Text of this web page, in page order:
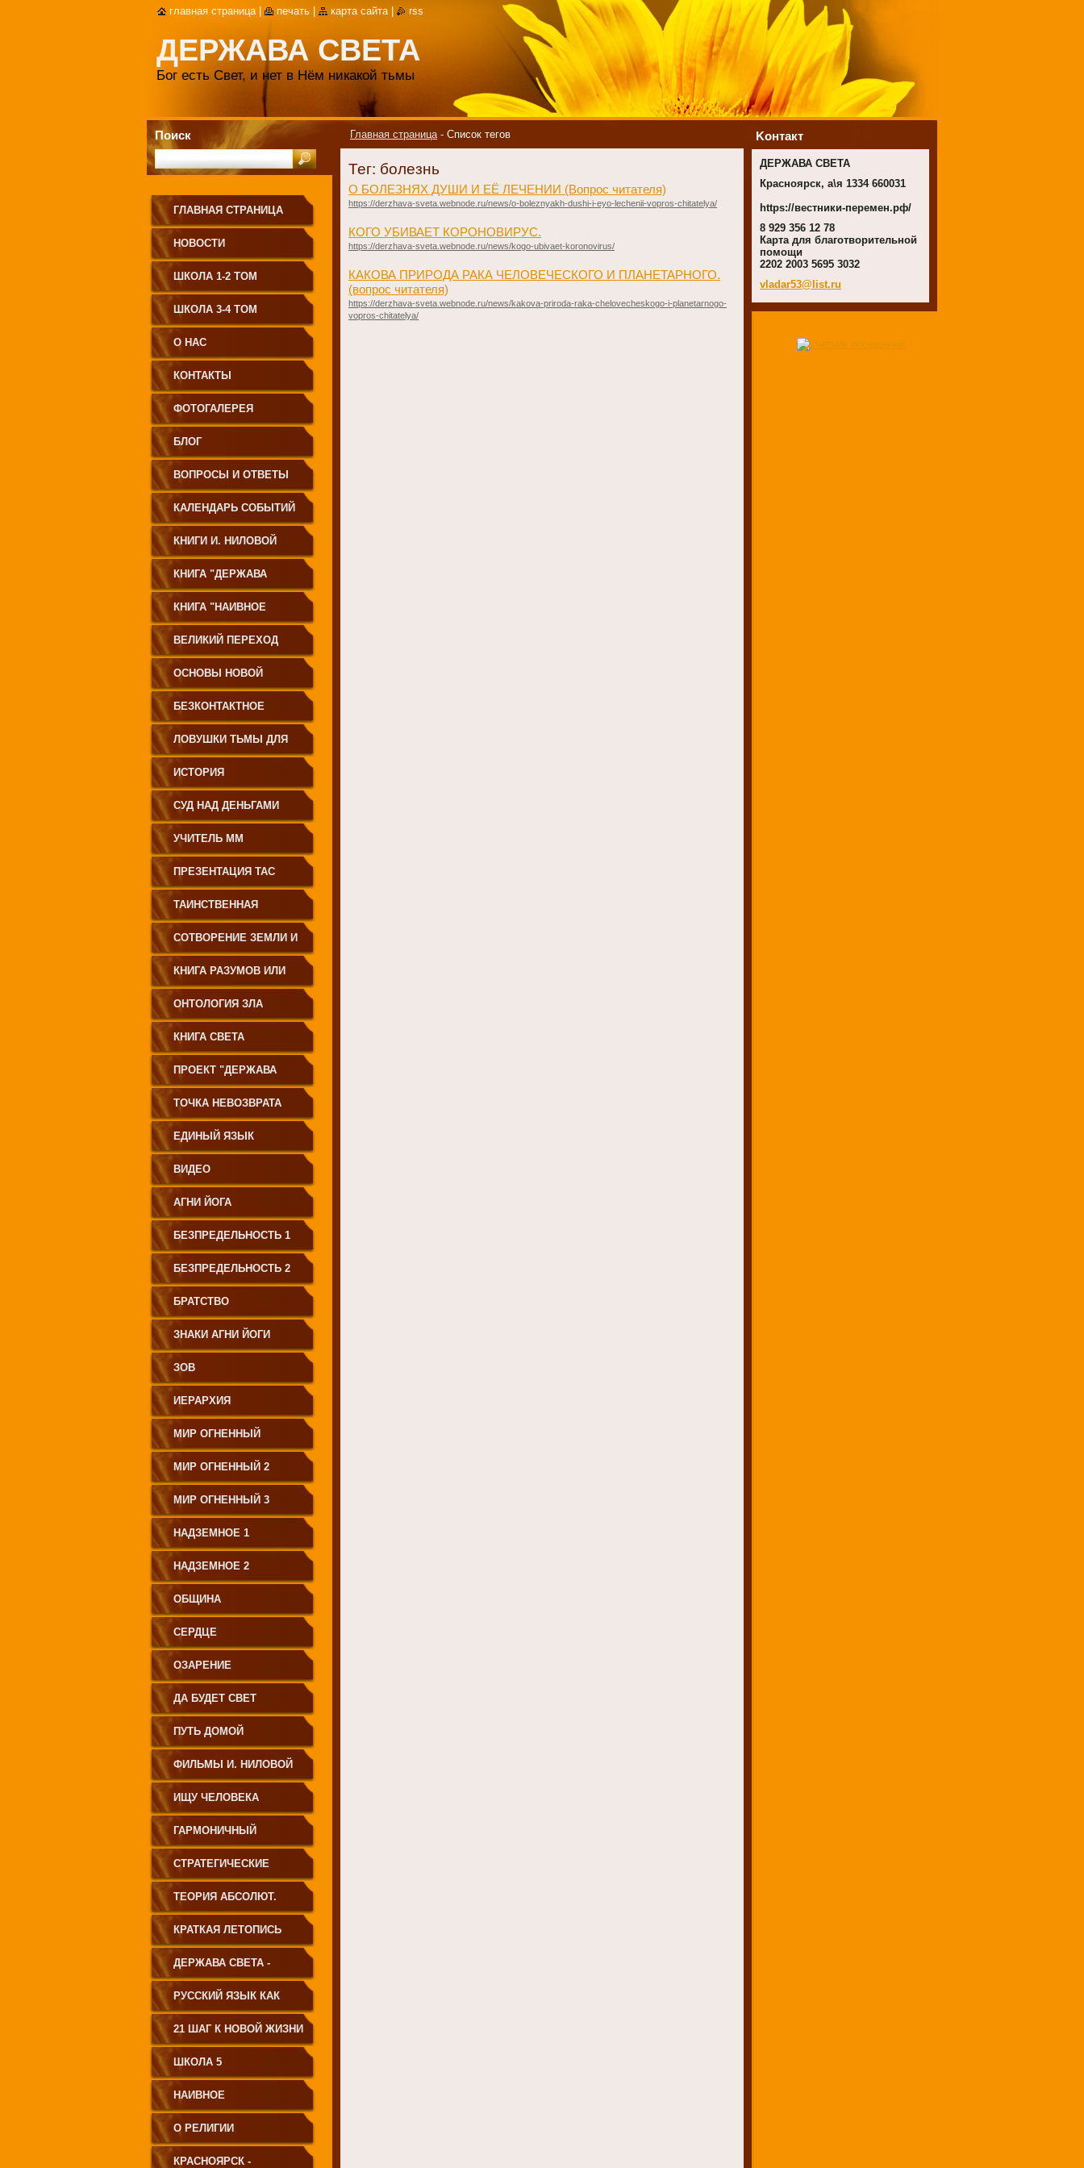
ДЕРЖАВА СВЕТА
Бог есть Свет, и нет в Нём никакой тьмы
Главная страница - Список тегов
Тег: болезнь
О БОЛЕЗНЯХ ДУШИ И ЕЁ ЛЕЧЕНИИ (Вопрос читателя)
https://derzhava-sveta.webnode.ru/news/o-boleznyakh-dushi-i-eyo-lechenii-vopros-chitatelya/
КОГО УБИВАЕТ КОРОНОВИРУС.
https://derzhava-sveta.webnode.ru/news/kogo-ubivaet-koronovirus/
КАКОВА ПРИРОДА РАКА ЧЕЛОВЕЧЕСКОГО И ПЛАНЕТАРНОГО.
(вопрос читателя)
https://derzhava-sveta.webnode.ru/news/kakova-priroda-raka-chelovecheskogo-i-planetarnogo-
vopros-chitatelya/
ГЛАВНАЯ СТРАНИЦА
НОВОСТИ
ШКОЛА 1-2 ТОМ
ШКОЛА 3-4 ТОМ
О НАС
КОНТАКТЫ
ФОТОГАЛЕРЕЯ
БЛОГ
ВОПРОСЫ И ОТВЕТЫ
КАЛЕНДАРЬ СОБЫТИЙ
КНИГИ И. НИЛОВОЙ
КНИГА "ДЕРЖАВА
СВЕТА
КНИГА "НАИВНОЕ
СВЕТОПРЕСТАВЛЕНИЕ"
ВЕЛИКИЙ ПЕРЕХОД
ОСНОВЫ НОВОЙ
ЦИВИЛИЗАЦИИ
БЕЗКОНТАКТНОЕ
ЗЕМЛЕДЕЛИЕ
ЛОВУШКИ ТЬМЫ ДЛЯ
МОЛОДЁЖИ
ИСТОРИЯ
ПРОИСХОЖДЕНИЯ
РУССКОГО НАРОДА
СУД НАД ДЕНЬГАМИ
УЧИТЕЛЬ ММ
ПРЕЗЕНТАЦИЯ ТАС
ТАИНСТВЕННАЯ
СИБИРЬ
СОТВОРЕНИЕ ЗЕМЛИ И
ЕЁ ЖИТЕЛЕЙ
КНИГА РАЗУМОВ ИЛИ
ПОЛЕЙ
ОНТОЛОГИЯ ЗЛА
КНИГА СВЕТА
ПРОЕКТ "ДЕРЖАВА
СВЕТА"
ТОЧКА НЕВОЗВРАТА
ЕДИНЫЙ ЯЗЫК
ЧЕЛОВЕЧЕСТВА
ВИДЕО
АГНИ ЙОГА
БЕЗПРЕДЕЛЬНОСТЬ 1
БЕЗПРЕДЕЛЬНОСТЬ 2
БРАТСТВО
ЗНАКИ АГНИ ЙОГИ
ЗОВ
ИЕРАРХИЯ
МИР ОГНЕННЫЙ
МИР ОГНЕННЫЙ 2
МИР ОГНЕННЫЙ 3
НАДЗЕМНОЕ 1
НАДЗЕМНОЕ 2
ОБЩИНА
СЕРДЦЕ
ОЗАРЕНИЕ
ДА БУДЕТ СВЕТ
ПУТЬ ДОМОЙ
ФИЛЬМЫ И. НИЛОВОЙ
ИЩУ ЧЕЛОВЕКА
ГАРМОНИЧНЫЙ
ЧЕЛОВЕК
СТРАТЕГИЧЕСКИЕ
ЧЕРТЫ УКЛАДА
ГОСУДАРСТВА
ПРИНЦИПИАЛЬНО
НОВОГО ТИПА
ТЕОРИЯ АБСОЛЮТ.
СВЕТА
КРАТКАЯ ЛЕТОПИСЬ
ЧЕЛОВЕЧЕСТВА
ДЕРЖАВА СВЕТА -
ВЕНЕЦ ЧЕЛОВЕЧЕСТВА
РУССКИЙ ЯЗЫК КАК
ЧАСТЬ МАТРИЦЫ
ТВОРЕНИЯ
21 ШАГ К НОВОЙ ЖИЗНИ
ШКОЛА 5
НАИВНОЕ
СВЕТОПРЕДСТАВЛЕНИЕ
О РЕЛИГИИ
КРАСНОЯРСК -
Koнтакт
ДЕРЖАВА СВЕТА
Красноярск, а\я 1334 660031
https://вестники-перемен.рф/
8 929 356 12 78
Карта для благотворительной
помощи
2202 2003 5695 3032
vladar53@list.ru
Поиск
главная страница печать карта сайта rss